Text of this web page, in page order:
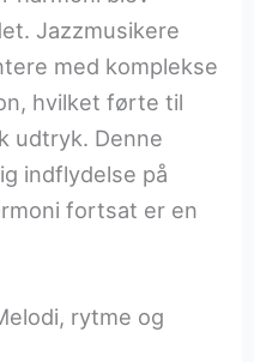
Jazzmusikere
med komplekse
hvilket førte til
udtryk. Denne
indflydelse på
fortsat er en
rytme og